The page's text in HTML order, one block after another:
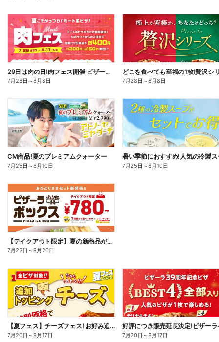
29日は肉の日!肉フェス開催 ピザーラ自慢の肉ピザが今だけお得!
7月28日 ～8月8日 7月28日 ～8月8日
CM商品!夏のプレミアムクォーター
7月25日 ～8月10日 7月25日 ～8月10日
【テイクアウト限定】夏の新商品が加わった、ピザーラボックス
7月23日 ～8月20日
【夏フェス】チーズフェス! お好み追加トッピング「チーズ」が半額以下で注文できる!
7月20日 ～8月17日 7月20日 ～8月17日